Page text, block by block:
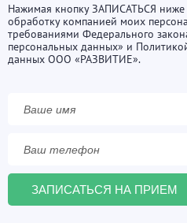
Нажимая кнопку ЗАПИСАТЬСЯ ниже
обработку компанией моих
требованиями Федерального
персональных данных» и
данных ООО «РАЗВИТИЕ».